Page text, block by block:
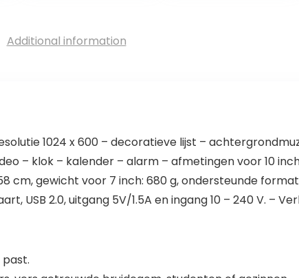
Additional information
1024 x 600 – decoratieve lijst –
– klok – kalender – alarm – afmetingen voor 10 inch:
cm, gewicht voor 7 inch: 680 g, ondersteunde
USB 2.0, uitgang 5V/1.5A en ingang 10 – 240 V. –